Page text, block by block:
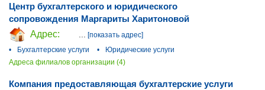
Центр бухгалтерского и юридического
сопровождения Маргариты Харитоновой
Адрес:
[показать адрес]
•
Бухгалтерские услуги •
Юридические услуги
Адреса филиалов организации (4)
Компания предоставляющая бухгалтерские услуги